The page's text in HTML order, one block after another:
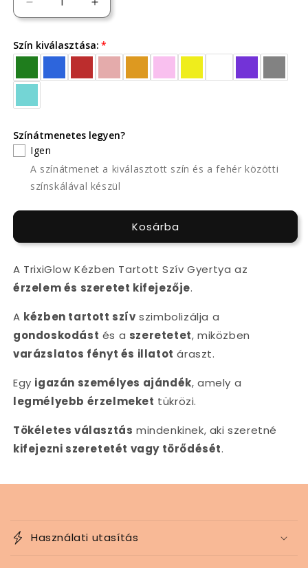
Kézben
Tartott
Gyertya
csökkentése
Kézben
Tartott
Gyertya
növelése
Szín kiválasztása:
Színátmenetes legyen?
Igen
A színátmenet a kiválasztott szín és a fehér közötti
színskálával készül
Kosárba
A TrixiGlow Kézben Tartott Szív Gyertya az
érzelem és szeretet kifejezője.
A kézben tartott szív szimbolizálja a
gondoskodást és a szeretetet, miközben
varázslatos fényt és illatot áraszt.
Egy igazán személyes ajándék, amely a
legmélyebb érzelmeket tükrözi.
Tökéletes választás mindenkinek, aki szeretné
kifejezni szeretetét vagy törődését.
s
s
Használati utasítás